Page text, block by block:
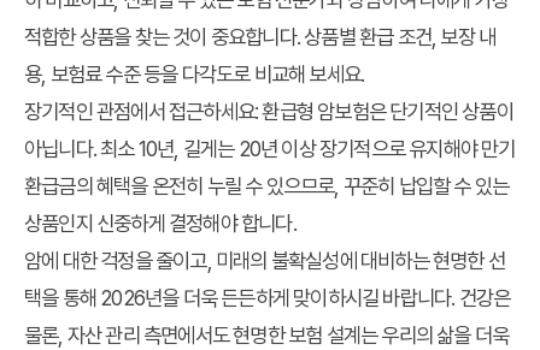
적합한 상품을 찾는 것이 중요합니다. 상품별 환급 조건, 보장 내
용, 보험료 수준 등을 다각도로 비교해 보세요.
장기적인 관점에서 접근하세요:환급형 암보험은 단기적인 상품이
아닙니다. 최소 10년, 길게는 20년 이상 장기적으로 유지해야 만기
환급금의 혜택을 온전히 누릴 수 있으므로, 꾸준히 납입할 수 있는
상품인지 신중하게 결정해야 합니다.
암에 대한 걱정을 줄이고, 미래의 불확실성에 대비하는 현명한 선
택을 통해 2026년을 더욱 든든하게 맞이하시길 바랍니다. 건강은
물론, 자산 관리 측면에서도 현명한 보험 설계는 우리의 삶을 더욱